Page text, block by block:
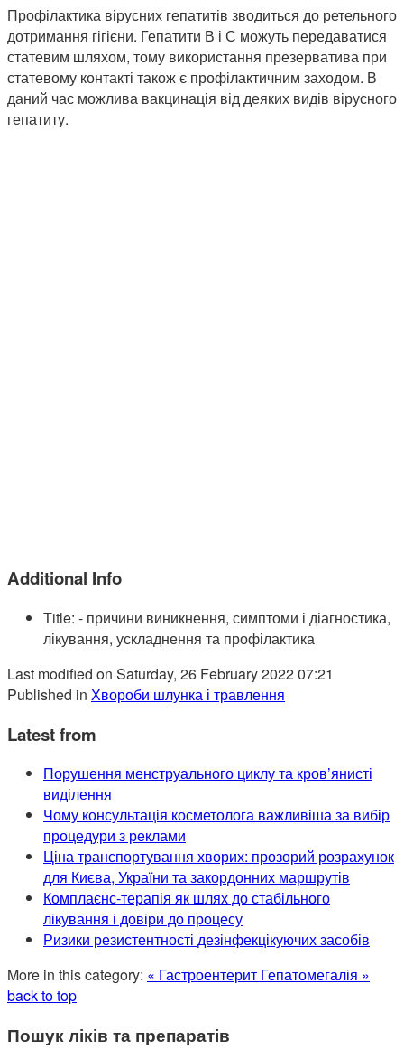
Профілактика вірусних гепатитів зводиться до ретельного
дотримання гігієни. Гепатити В і С можуть передаватися
статевим шляхом, тому використання презерватива при
статевому контакті також є профілактичним заходом. В
даний час можлива вакцинація від деяких видів вірусного
гепатиту.
Additional Info
Title: - причини виникнення, симптоми і діагностика,
лікування, ускладнення та профілактика
Last modified on Saturday, 26 February 2022 07:21
Published in Хвороби шлунка і травлення
Latest from
Порушення менструального циклу та кров’янисті
виділення
Чому консультація косметолога важливіша за вибір
процедури з реклами
Ціна транспортування хворих: прозорий розрахунок
для Києва, України та закордонних маршрутів
Комплаєнс-терапія як шлях до стабільного
лікування і довіри до процесу
Ризики резистентності дезінфекцікуючих засобів
More in this category: « Гастроентерит Гепатомегалія »
back to top
Пошук ліків та препаратів